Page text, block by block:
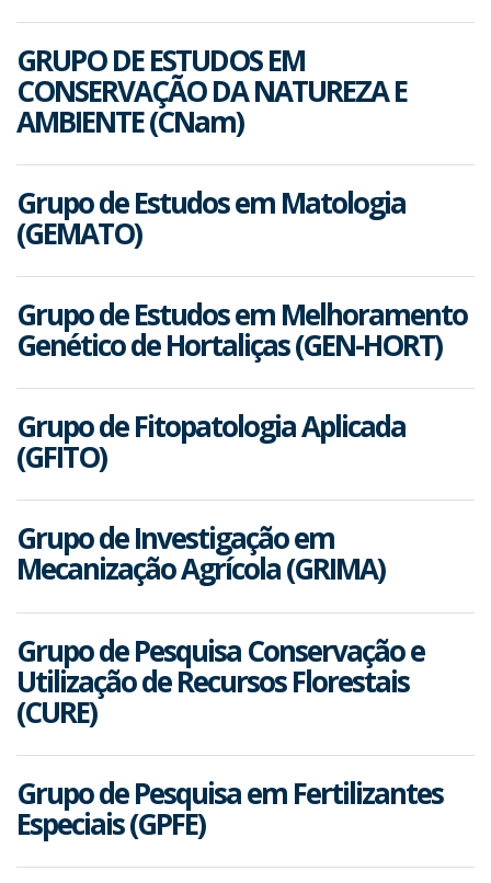
GRUPO DE ESTUDOS EM
CONSERVAÇÃO DA NATUREZA E
AMBIENTE (CNam)
Grupo de Estudos em Matologia
(GEMATO)
Grupo de Estudos em Melhoramento
Genético de Hortaliças (GEN-HORT)
Grupo de Fitopatologia Aplicada
(GFITO)
Grupo de Investigação em
Mecanização Agrícola (GRIMA)
Grupo de Pesquisa Conservação e
Utilização de Recursos Florestais
(CURE)
Grupo de Pesquisa em Fertilizantes
Especiais (GPFE)